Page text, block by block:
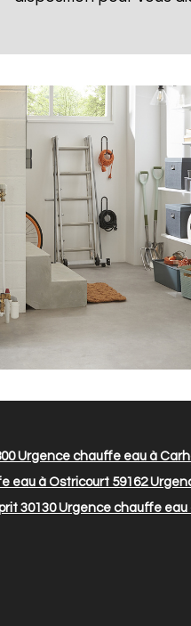
Urgence chauffe eau à
eau à Ostricourt 59162
30130Urgence chauffe eau